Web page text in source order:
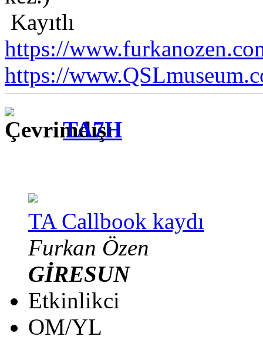
Kayıtlı
https://
https://
TA7H
TA Callbook kaydı
Furkan Özen
GİRESUN
Etkinlikci
OM/YL